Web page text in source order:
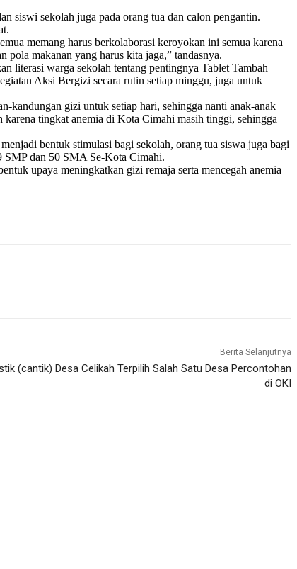
siswi sekolah juga pada orang tua dan calon pengantin.
memang harus berkolaborasi keroyokan ini semua karena
pola makanan yang harus kita jaga,” tandasnya.
literasi warga sekolah tentang pentingnya Tablet Tambah
Aksi Bergizi secara rutin setiap minggu, juga untuk
kandungan gizi untuk setiap hari, sehingga nanti anak-anak
tingkat anemia di Kota Cimahi masih tinggi, sehingga
bentuk stimulasi bagi sekolah, orang tua siswa juga bagi
SMP dan 50 SMA Se-Kota Cimahi.
upaya meningkatkan gizi remaja serta mencegah anemia
Berita Selanjutnya
(cantik) Desa Celikah Terpilih Salah Satu Desa Percontohan
di OKI